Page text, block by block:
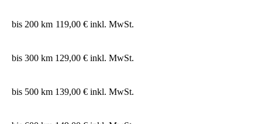
bis 200 km 119,00 € inkl. MwSt.
bis 300 km 129,00 € inkl. MwSt.
bis 500 km 139,00 € inkl. MwSt.